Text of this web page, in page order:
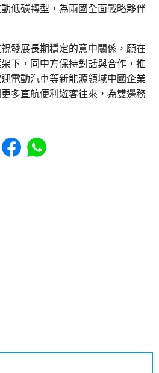
低碳轉型，為兩國全面戰略夥伴
發展長期穩定的意中關係，願在
下，同中方保持對話與合作，推
電動汽車等新能源領域中國企業
多直航便利遊客往來，為雙邊務
Share to Facebook
Share to WhatsApp